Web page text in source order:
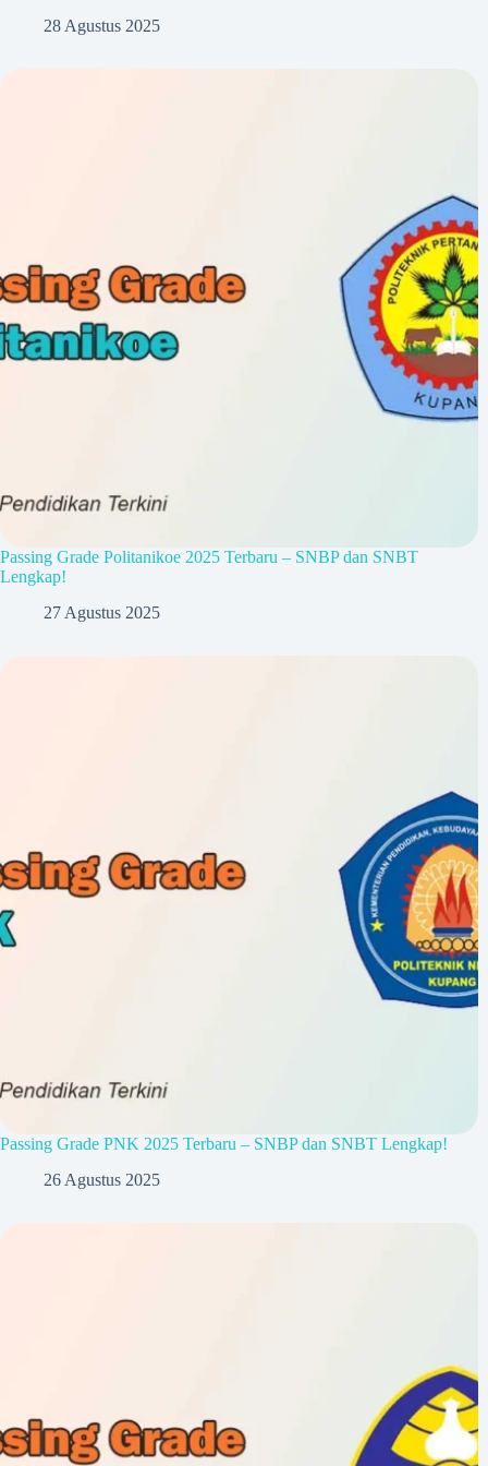
28 Agustus 2025
Passing Grade Politanikoe 2025 Terbaru – SNBP dan SNBT
Lengkap!
27 Agustus 2025
Passing Grade PNK 2025 Terbaru – SNBP dan SNBT Lengkap!
26 Agustus 2025